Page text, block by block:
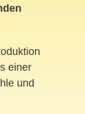
einer
und